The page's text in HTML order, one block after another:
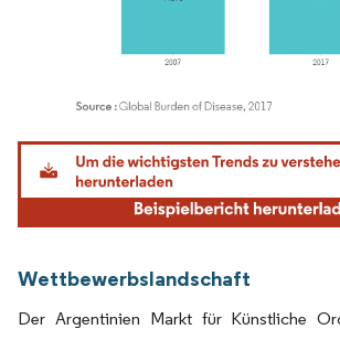
Bild © Mordor Intelligence. Wiederverwendung
Wettbewerbslandschaft
Der Argentinien Markt für Künstliche